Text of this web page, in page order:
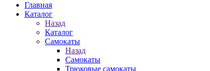
Главная
Каталог
Назад
Каталог
Самокаты
Назад
Самокаты
Трюковые самокаты